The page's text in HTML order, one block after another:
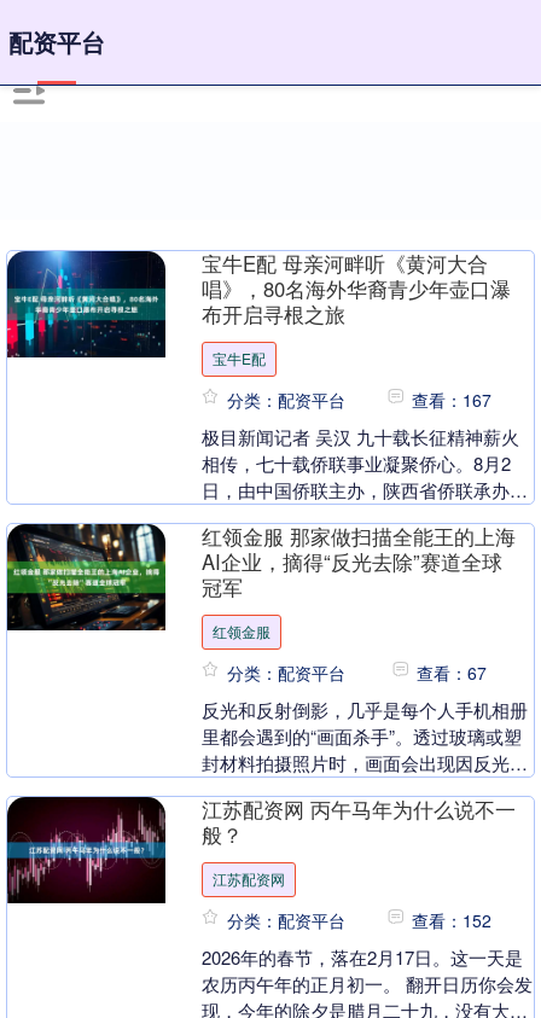
配资平台
宝牛E配 母亲河畔听《黄河大合
唱》，80名海外华裔青少年壶口瀑
布开启寻根之旅
宝牛E配
分类：配资平台 查看：167
极目新闻记者 吴汉 九十载长征精神薪火
相传，七十载侨联事业凝聚侨心。8月2
日，由中国侨联主办，陕西省侨联承办的
营走进....
红领金服 那家做扫描全能王的上海
AI企业，摘得“反光去除”赛道全球
冠军
红领金服
分类：配资平台 查看：67
反光和反射倒影，几乎是每个人手机相册
里都会遇到的“画面杀手”。透过玻璃或塑
封材料拍摄照片时，画面会出现因反光导
和物体的倒影等....
江苏配资网 丙午马年为什么说不一
般？
江苏配资网
分类：配资平台 查看：152
2026年的春节，落在2月17日。这一天是
农历丙午年的正月初一。 翻开日历你会发
现，今年的除夕是腊月二十九，没有大年